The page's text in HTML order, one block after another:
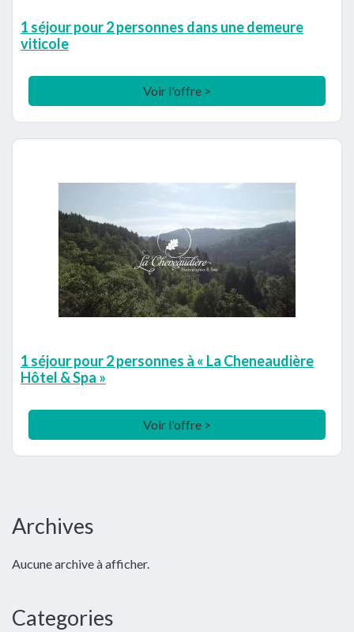
1 séjour pour 2 personnes dans une demeure
viticole
Voir l'offre >
1 séjour pour 2 personnes à « La Cheneaudière
Hôtel & Spa »
Voir l'offre >
Barre
principale
Archives
Aucune archive à afficher.
Categories